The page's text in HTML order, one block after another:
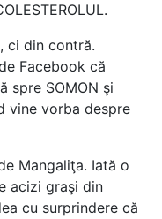
ci din contră.
Facebook că
spre SOMON şi
vine vorba despre
Mangaliţa. Iată o
acizi graşi din
cu surprindere că